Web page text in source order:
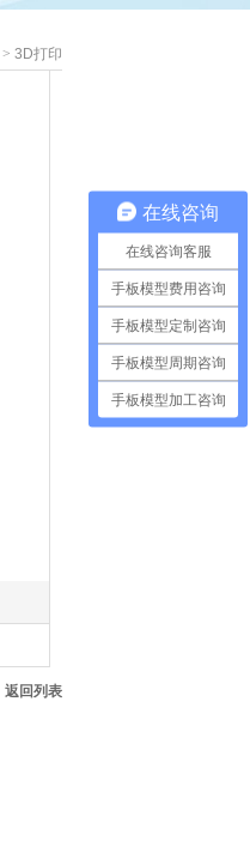
> 3D打印
返回列表
在线咨询
在线咨询客服
手板模型费用咨询
手板模型定制咨询
手板模型周期咨询
手板模型加工咨询